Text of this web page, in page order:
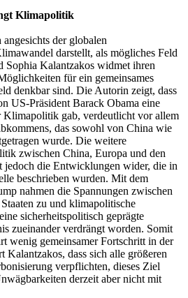
Klimapolitik
der globalen
darstellt, als mögliches Feld
Sophia Kalantzakos widmet ihren
für ein gemeinsames
denkbar sind. Die Autorin zeigt, dass
US-Präsident Barack Obama eine
Klimapolitik gab, verdeutlicht vor allem
das sowohl von China wie
wurde. Die weitere
zwischen China, Europa und den
jedoch die Entwicklungen wider, die in
beschrieben wurden. Mit dem
nahmen die Spannungen zwischen
zu und klimapolitische
sicherheitspolitisch geprägte
zueinander verdrängt worden. Somit
wenig gemeinsamer Fortschritt in der
dass sich alle größeren
verpflichten, dieses Ziel
derzeit aber nicht mit